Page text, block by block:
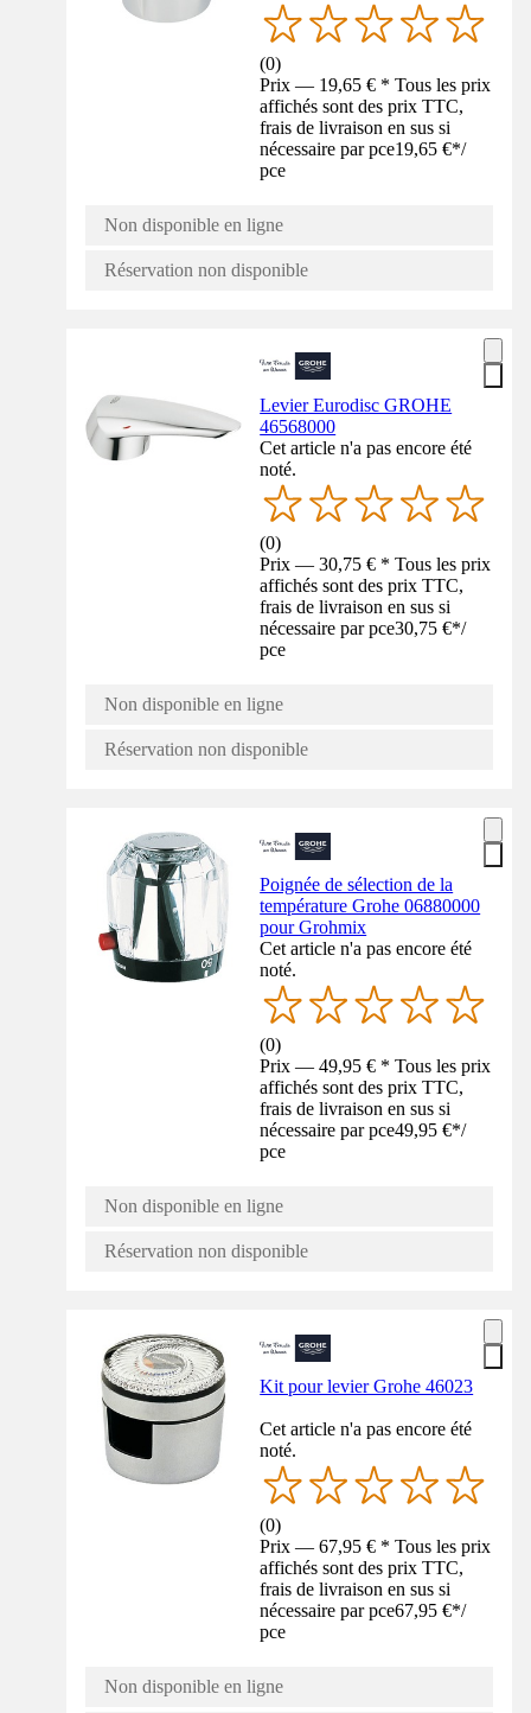
(0)
Prix — 19,65 € * Tous les prix
affichés sont des prix TTC,
frais de livraison en sus si
nécessaire par pce19,65 €*/
pce
Non disponible en ligne
Réservation non disponible
Levier Eurodisc GROHE
46568000
Cet article n'a pas encore été
noté.
(0)
Prix — 30,75 € * Tous les prix
affichés sont des prix TTC,
frais de livraison en sus si
nécessaire par pce30,75 €*/
pce
Non disponible en ligne
Réservation non disponible
Poignée de sélection de la
température Grohe 06880000
pour Grohmix
Cet article n'a pas encore été
noté.
(0)
Prix — 49,95 € * Tous les prix
affichés sont des prix TTC,
frais de livraison en sus si
nécessaire par pce49,95 €*/
pce
Non disponible en ligne
Réservation non disponible
Kit pour levier Grohe 46023
Cet article n'a pas encore été
noté.
(0)
Prix — 67,95 € * Tous les prix
affichés sont des prix TTC,
frais de livraison en sus si
nécessaire par pce67,95 €*/
pce
Non disponible en ligne